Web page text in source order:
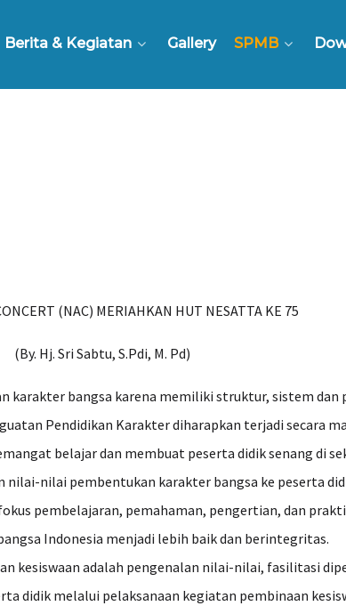
Berita & Kegiatan Gallery SPMB
(NAC) MERIAHKAN HUT NESATTA KE 75
(By. Hj. Sri Sabtu, S.Pdi, M. Pd)
karakter bangsa karena memiliki struktur, sistem dan
Pendidikan Karakter diharapkan terjadi secara
belajar dan membuat peserta didik senang di
nilai-nilai pembentukan karakter bangsa ke peserta
pembelajaran, pemahaman, pengertian, dan
Indonesia menjadi lebih baik dan berintegritas.
kesiswaan adalah pengenalan nilai-nilai, fasilitasi
didik melalui pelaksanaan kegiatan pembinaan